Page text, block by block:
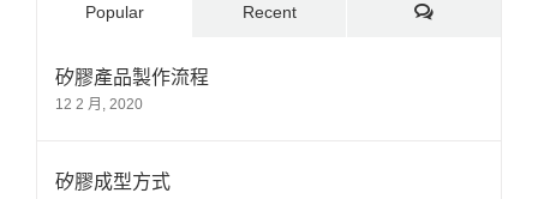
Popular Recent Comments
矽膠產品製作流程
12 2 月, 2020
矽膠成型方式